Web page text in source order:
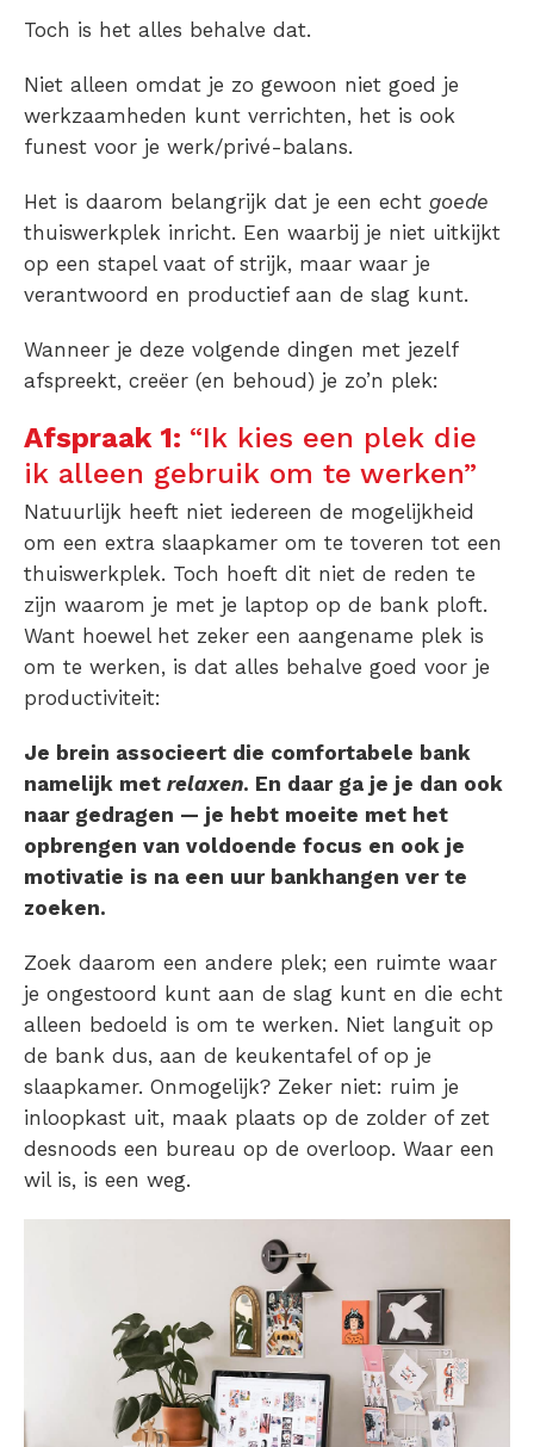
Toch is het alles behalve dat.
Niet alleen omdat je zo gewoon niet goed je
werkzaamheden kunt verrichten, het is ook
funest voor je werk/privé-balans.
Het is daarom belangrijk dat je een echt goede
thuiswerkplek inricht. Een waarbij je niet uitkijkt
op een stapel vaat of strijk, maar waar je
verantwoord en productief aan de slag kunt.
Wanneer je deze volgende dingen met jezelf
afspreekt, creëer (en behoud) je zo’n plek:
Afspraak 1: “Ik kies een plek die
ik alleen gebruik om te werken”
Natuurlijk heeft niet iedereen de mogelijkheid
om een extra slaapkamer om te toveren tot een
thuiswerkplek. Toch hoeft dit niet de reden te
zijn waarom je met je laptop op de bank ploft.
Want hoewel het zeker een aangename plek is
om te werken, is dat alles behalve goed voor je
productiviteit:
Je brein associeert die comfortabele bank
namelijk met relaxen. En daar ga je je dan ook
naar gedragen — je hebt moeite met het
opbrengen van voldoende focus en ook je
motivatie is na een uur bankhangen ver te
zoeken.
Zoek daarom een andere plek; een ruimte waar
je ongestoord kunt aan de slag kunt en die echt
alleen bedoeld is om te werken. Niet languit op
de bank dus, aan de keukentafel of op je
slaapkamer. Onmogelijk? Zeker niet: ruim je
inloopkast uit, maak plaats op de zolder of zet
desnoods een bureau op de overloop. Waar een
wil is, is een weg.